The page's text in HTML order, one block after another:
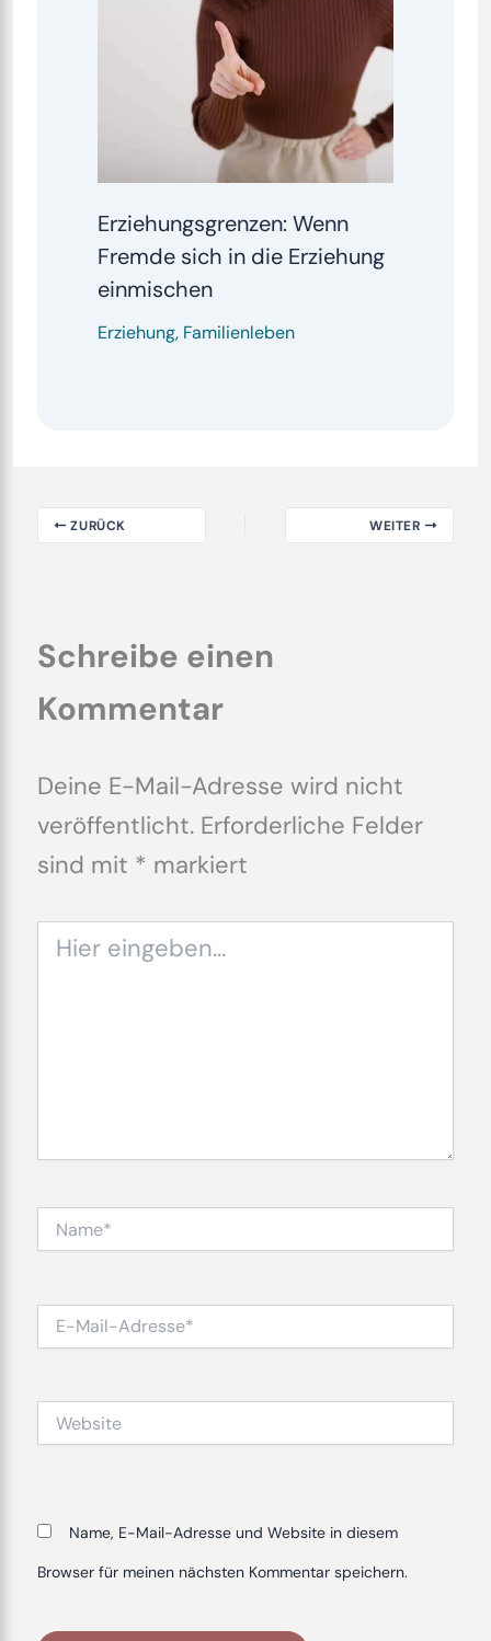
Erziehungsgrenzen: Wenn
Fremde sich in die Erziehung
einmischen
Erziehung, Familienleben
ZURÜCK WEITER
Schreibe einen
Kommentar
Deine E-Mail-Adresse wird nicht
veröffentlicht. Erforderliche Felder
sind mit * markiert
eingeben…
Mail-
Name, E-Mail-Adresse und Website in diesem
Browser für meinen nächsten Kommentar speichern.